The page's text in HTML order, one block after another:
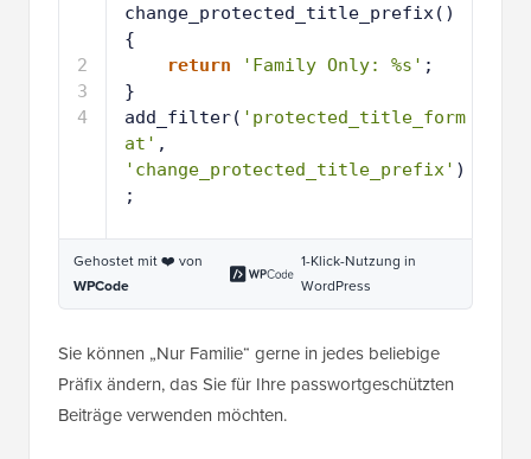
2
3
4
change_protected_title_prefix()
{
return
'Family Only: %s' ;
}
add_filter( 'protected_title_form
at'
'change_protected_title_prefix' )
;
Gehostet mit ❤️ von
WPCode
1-Klick-Nutzung in
WordPress
Sie können „Nur Familie“ gerne in jedes beliebige
Präfix ändern, das Sie für Ihre passwortgeschützten
Beiträge verwenden möchten.